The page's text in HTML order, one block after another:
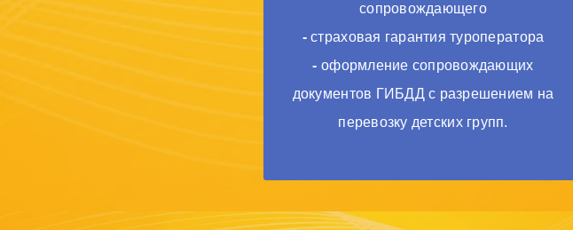
сопровождающего
-страховая гарантия туроператора
- оформление сопровождающих
документов ГИБДД с разрешением на
перевозку детских групп.